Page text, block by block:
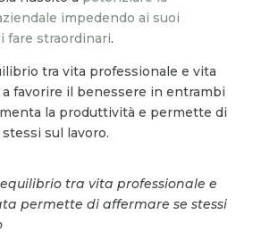
impedendo ai suoi
fare straordinari.
tra vita professionale e vita
favorire il benessere in entrambi
la produttività e permette di
sul lavoro.
tra vita professionale e
permette di affermare se stessi